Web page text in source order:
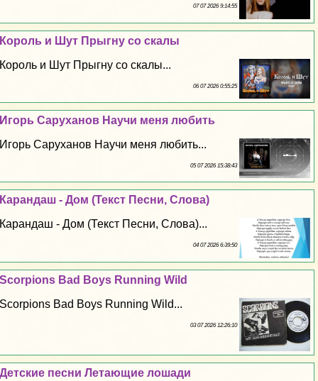
07 07 2026 9:14:55
Король и Шут Прыгну со скалы
Король и Шут Прыгну со скалы...
06 07 2026 0:55:25
Игорь Саруханов Научи меня любить
Игорь Саруханов Научи меня любить...
05 07 2026 15:38:43
Карандаш - Дом (Текст Песни, Слова)
Карандаш - Дом (Текст Песни, Слова)...
04 07 2026 6:39:50
Scorpions Bad Boys Running Wild
Scorpions Bad Boys Running Wild...
03 07 2026 12:26:10
Детские песни Летающие лошади